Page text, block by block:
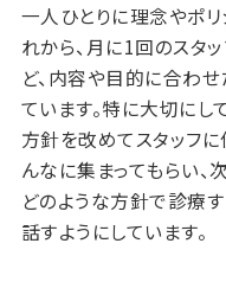
一人ひとりに理念やポリ
れから、月に1回のスタ
ど、内容や目的に合わ
ています。特に大切にし
方針を改めてスタッフ
んなに集まってもらい、
どのような方針で診療
話すようにしています。